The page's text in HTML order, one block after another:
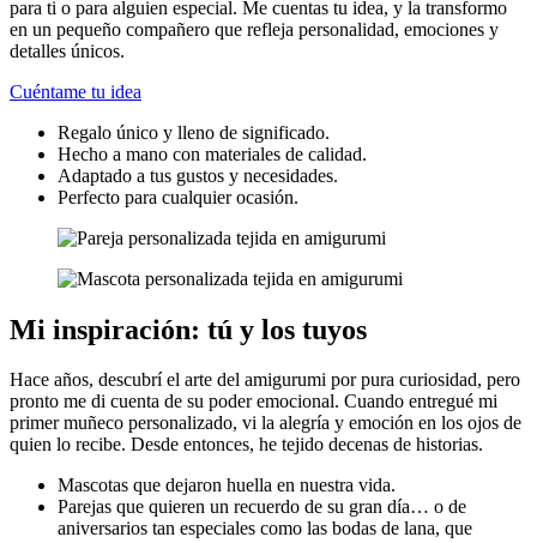
para ti o para alguien especial. Me cuentas tu idea, y la transformo
en un pequeño compañero que refleja personalidad, emociones y
detalles únicos.
Cuéntame tu idea
Regalo único y lleno de significado.
Hecho a mano con materiales de calidad.
Adaptado a tus gustos y necesidades.
Perfecto para cualquier ocasión.
Mi inspiración: tú y los tuyos
Hace años, descubrí el arte del amigurumi por pura curiosidad, pero
pronto me di cuenta de su poder emocional. Cuando entregué mi
primer muñeco personalizado, vi la alegría y emoción en los ojos de
quien lo recibe. Desde entonces, he tejido decenas de historias.
Mascotas que dejaron huella en nuestra vida.
Parejas que quieren un recuerdo de su gran día… o de
aniversarios tan especiales como las bodas de lana, que